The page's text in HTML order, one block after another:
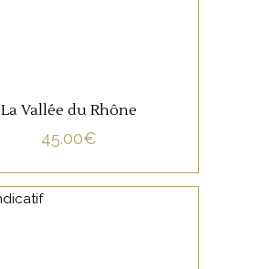
La Vallée du Rhône
45.00€